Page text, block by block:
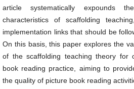
article systematically expounds
characteristics of scaffolding
implementation links that should be
On this basis, this paper explores the
of the scaffolding teaching theory for
book reading practice, aiming to
the quality of picture book reading